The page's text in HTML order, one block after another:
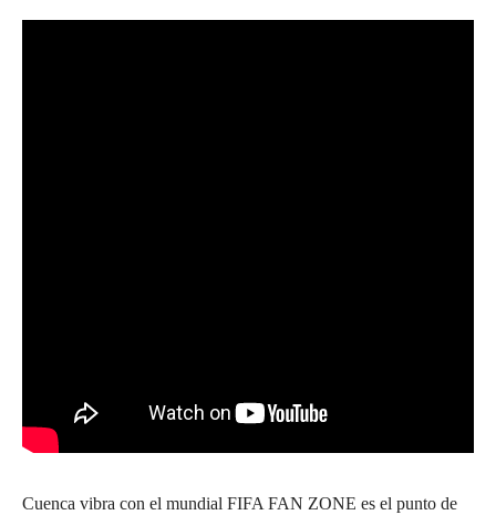
Cuenca vibra con el mundial FIFA FAN ZONE es el punto de